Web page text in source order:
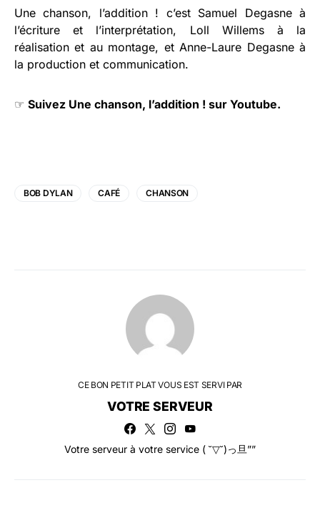
Une chanson, l’addition ! c’est Samuel Degasne à
l’écriture et l’interprétation, Loll Willems à la
réalisation et au montage, et Anne-Laure Degasne à
la production et communication.
☞ Suivez Une chanson, l’addition ! sur Youtube.
BOB DYLAN CAFÉ CHANSON
CE BON PETIT PLAT VOUS EST SERVI PAR
VOTRE SERVEUR
Votre serveur à votre service ( ˘▽˘)っ旦””